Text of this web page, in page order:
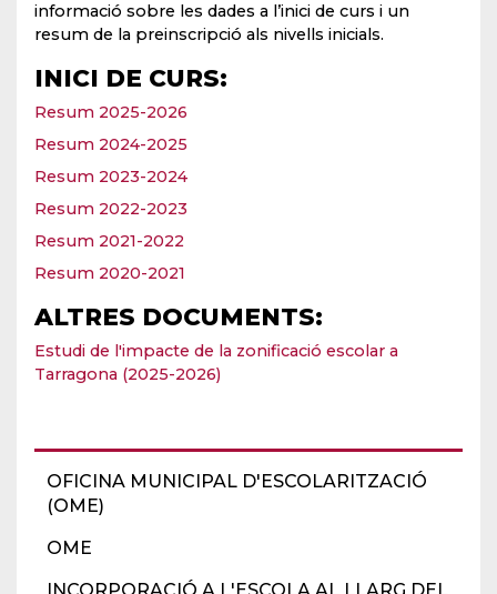
OFICINA MUNICIPAL D'ESCOLARITZACIÓ
(OME)
OME
informació sobre les dades a l’inici de curs i un
resum de la preinscripció als nivells inicials.
INICI DE CURS:
Resum 2025-2026
Resum 2024-2025
Resum 2023-2024
Resum 2022-2023
Resum 2021-2022
Resum 2020-2021
ALTRES DOCUMENTS:
Estudi de l'impacte de la zonificació escolar a
Tarragona (2025-2026)